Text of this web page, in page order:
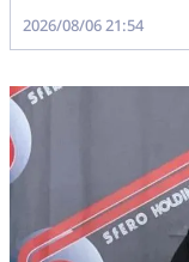
2026/08/06 21:54